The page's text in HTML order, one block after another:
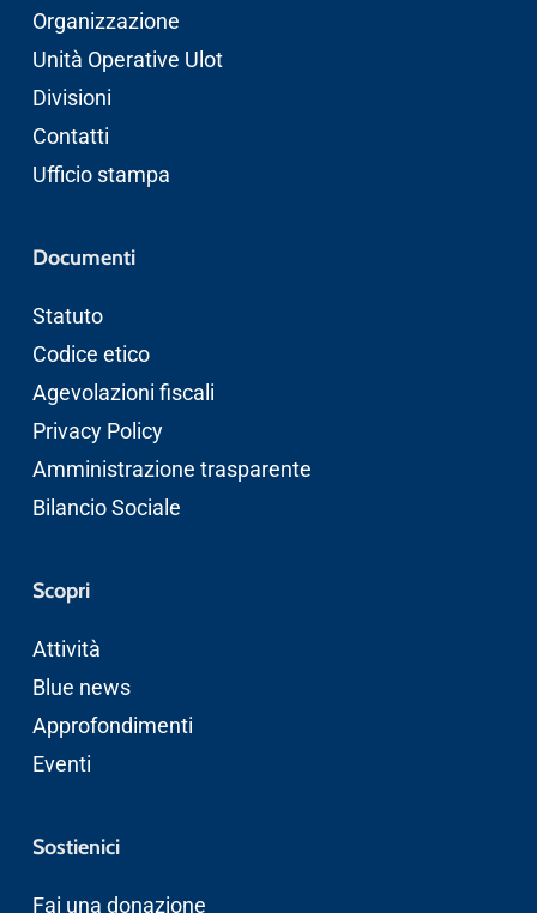
Organizzazione
Unità Operative Ulot
Divisioni
Contatti
Ufficio stampa
Documenti
Statuto
Codice etico
Agevolazioni fiscali
Privacy Policy
Amministrazione trasparente
Bilancio Sociale
Scopri
Attività
Blue news
Approfondimenti
Eventi
Sostienici
Fai una donazione